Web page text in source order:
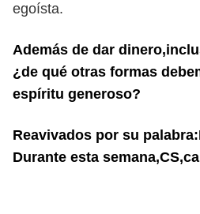
egoísta.
Además de dar
¿de qué otras formas
espíritu generoso?
Reavivados por su
Durante esta